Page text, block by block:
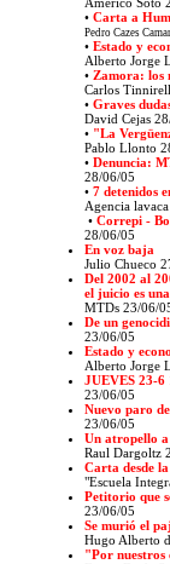
• Carta a
Pedro Cazes
• Estado y
Alberto Jorge
• Zamora: los
Carlos
• Graves
David Cejas
• "La
Pablo Llonto
• Denuncia:
28/06/05
• 7 detenidos
Agencia lavaca
• Correpi -
28/06/05
En voz baja
Julio Chueco
Del 2002 al
el juicio es
MTDs 23/06/
De un
23/06/05
Estado y
Alberto Jorge
JUEVES 23-
23/06/05
Nuevo paro
23/06/05
Un atropello
Raul Dargoltz
Carta desde
"Escuela
Petitorio que
23/06/05
Se murió el
Hugo Alberto
"Por nuestros